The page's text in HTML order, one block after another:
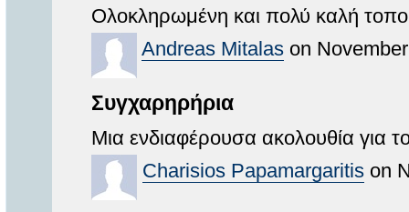
Ολοκληρωμένη και πολύ καλή
Andreas Mitalas on
Συγχαρηρήρια
Μια ενδιαφέρουσα ακολουθία για
Charisios Papamargaritis on